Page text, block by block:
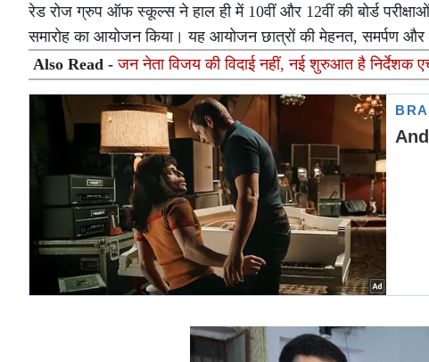
रेड रोज ग्रुप ऑफ स्कूल्स ने हाल ही में 10वीं और 12वीं की बोर्ड
समारोह का आयोजन किया। यह आयोजन छात्रों की मेहनत, समर्पण
Also Read -जन नेता विजय की विदाई नहीं, नई शुरुआत है निर्देशक